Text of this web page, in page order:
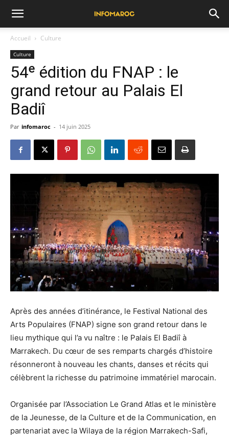
Accueil Culture
Culture
54ᵉ édition du FNAP : le
grand retour au Palais El
Badiî
Par infomaroc - 14 juin 2025
Après des années d’itinérance, le Festival National des
Arts Populaires (FNAP) signe son grand retour dans le
lieu mythique qui l’a vu naître : le Palais El Badiî à
Marrakech. Du cœur de ses remparts chargés d’histoire
résonneront à nouveau les chants, danses et récits qui
célèbrent la richesse du patrimoine immatériel marocain.
Organisée par l’Association Le Grand Atlas et le ministère
de la Jeunesse, de la Culture et de la Communication, en
partenariat avec la Wilaya de la région Marrakech-Safi,